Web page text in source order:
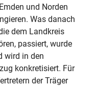
und Norden
Was danach
dem Landkreis
passiert, wurde
wird in den
konkretisiert. Für
der Träger